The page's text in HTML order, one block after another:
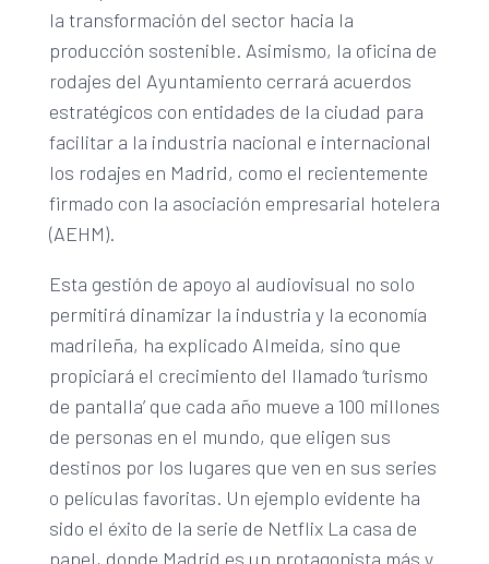
la transformación del sector hacia la
producción sostenible. Asimismo, la oficina de
rodajes del Ayuntamiento cerrará acuerdos
estratégicos con entidades de la ciudad para
facilitar a la industria nacional e internacional
los rodajes en Madrid, como el recientemente
firmado con la asociación empresarial hotelera
(AEHM).
Esta gestión de apoyo al audiovisual no solo
permitirá dinamizar la industria y la economía
madrileña, ha explicado Almeida, sino que
propiciará el crecimiento del llamado ‘turismo
de pantalla’ que cada año mueve a 100 millones
de personas en el mundo, que eligen sus
destinos por los lugares que ven en sus series
o películas favoritas. Un ejemplo evidente ha
sido el éxito de la serie de Netflix La casa de
papel, donde Madrid es un protagonista más y